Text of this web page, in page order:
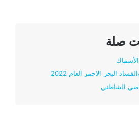
صلة
البحر الاحمر العام 2022
الشاطئي